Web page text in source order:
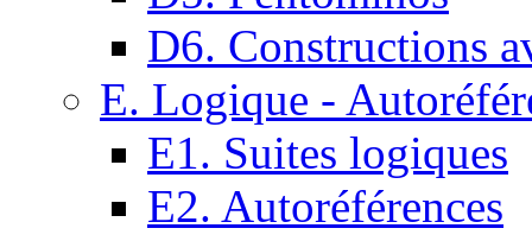
D6. Constructions
E. Logique -
E1. Suites logiques
E2. Autoréférences